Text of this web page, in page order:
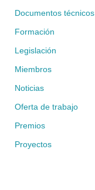
Documentos técnicos
Formación
Legislación
Miembros
Noticias
Oferta de trabajo
Premios
Proyectos